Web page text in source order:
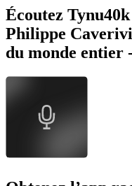
Écoutez
Philippe
du monde entier